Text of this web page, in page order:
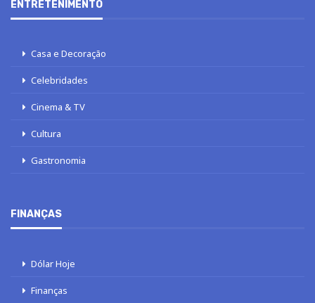
ENTRETENIMENTO
Casa e Decoração
Celebridades
Cinema & TV
Cultura
Gastronomia
FINANÇAS
Dólar Hoje
Finanças